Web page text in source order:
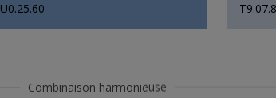
U0.25.60
Combinaison harmonieuse